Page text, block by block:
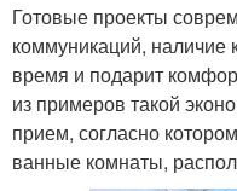
Готовые проекты
коммуникаций, наличие
время и подарит
из примеров такой
прием, согласно
ванные комнаты,